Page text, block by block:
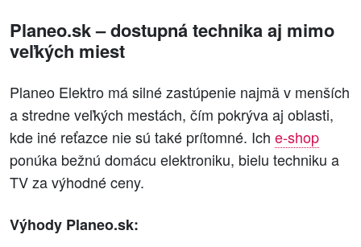
Planeo.sk – dostupná technika aj mimo
veľkých miest
Planeo Elektro má silné zastúpenie najmä v menších
a stredne veľkých mestách, čím pokrýva aj oblasti,
kde iné reťazce nie sú také prítomné. Ich e-shop
ponúka bežnú domácu elektroniku, bielu techniku a
TV za výhodné ceny.
Výhody Planeo.sk: